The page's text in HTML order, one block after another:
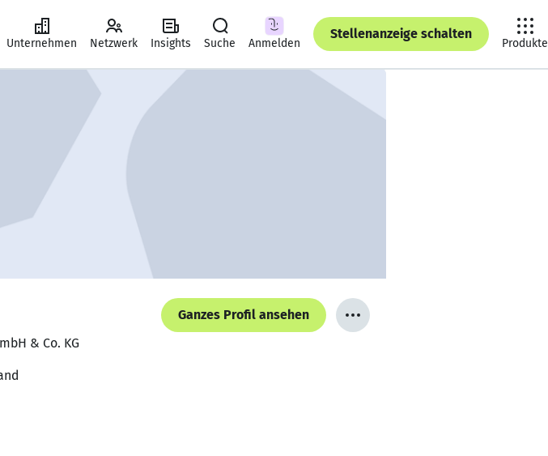
Unternehmen Netzwerk Insights Suche Anmelden
Stellenanzeige schalten
Produkte
Ganzes Profil ansehen
& Co. KG